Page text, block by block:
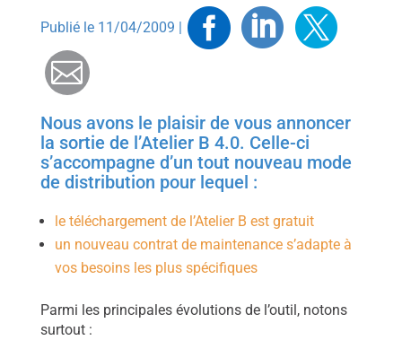
Publié le 11/04/2009 | Facebook
Linkedin
Mail
Nous avons le plaisir de vous annoncer
la sortie de l’Atelier B 4.0. Celle-ci
s’accompagne d’un tout nouveau mode
de distribution pour lequel :
le téléchargement de l’Atelier B est gratuit
un nouveau contrat de maintenance s’adapte à
vos besoins les plus spécifiques
Parmi les principales évolutions de l’outil, notons
surtout :